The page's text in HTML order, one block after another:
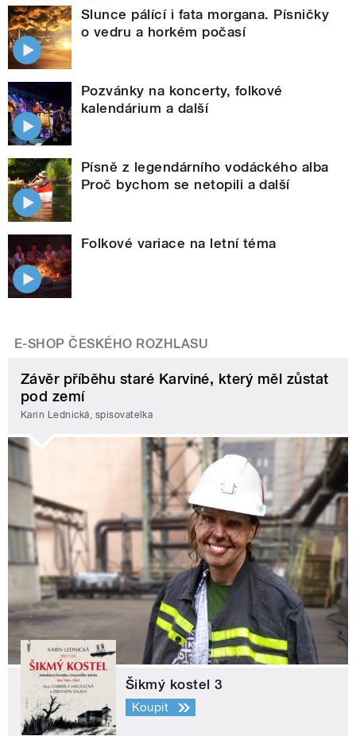
Slunce pálící i fata morgana. Písničky
o vedru a horkém počasí
Pozvánky na koncerty, folkové
kalendárium a další
Písně z legendárního vodáckého alba
Proč bychom se netopili a další
Folkové variace na letní téma
E-SHOP ČESKÉHO ROZHLASU
Závěr příběhu staré Karviné, který měl zůstat
pod zemí
Karin Lednická, spisovatelka
Šikmý kostel 3
Koupit